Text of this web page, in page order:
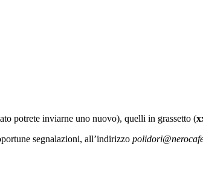
potrete inviarne uno nuovo), quelli in grassetto (
segnalazioni, all’indirizzo